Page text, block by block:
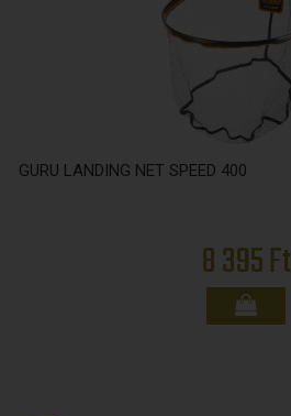
GURU LANDING NET SPEED 400
8 395 Ft